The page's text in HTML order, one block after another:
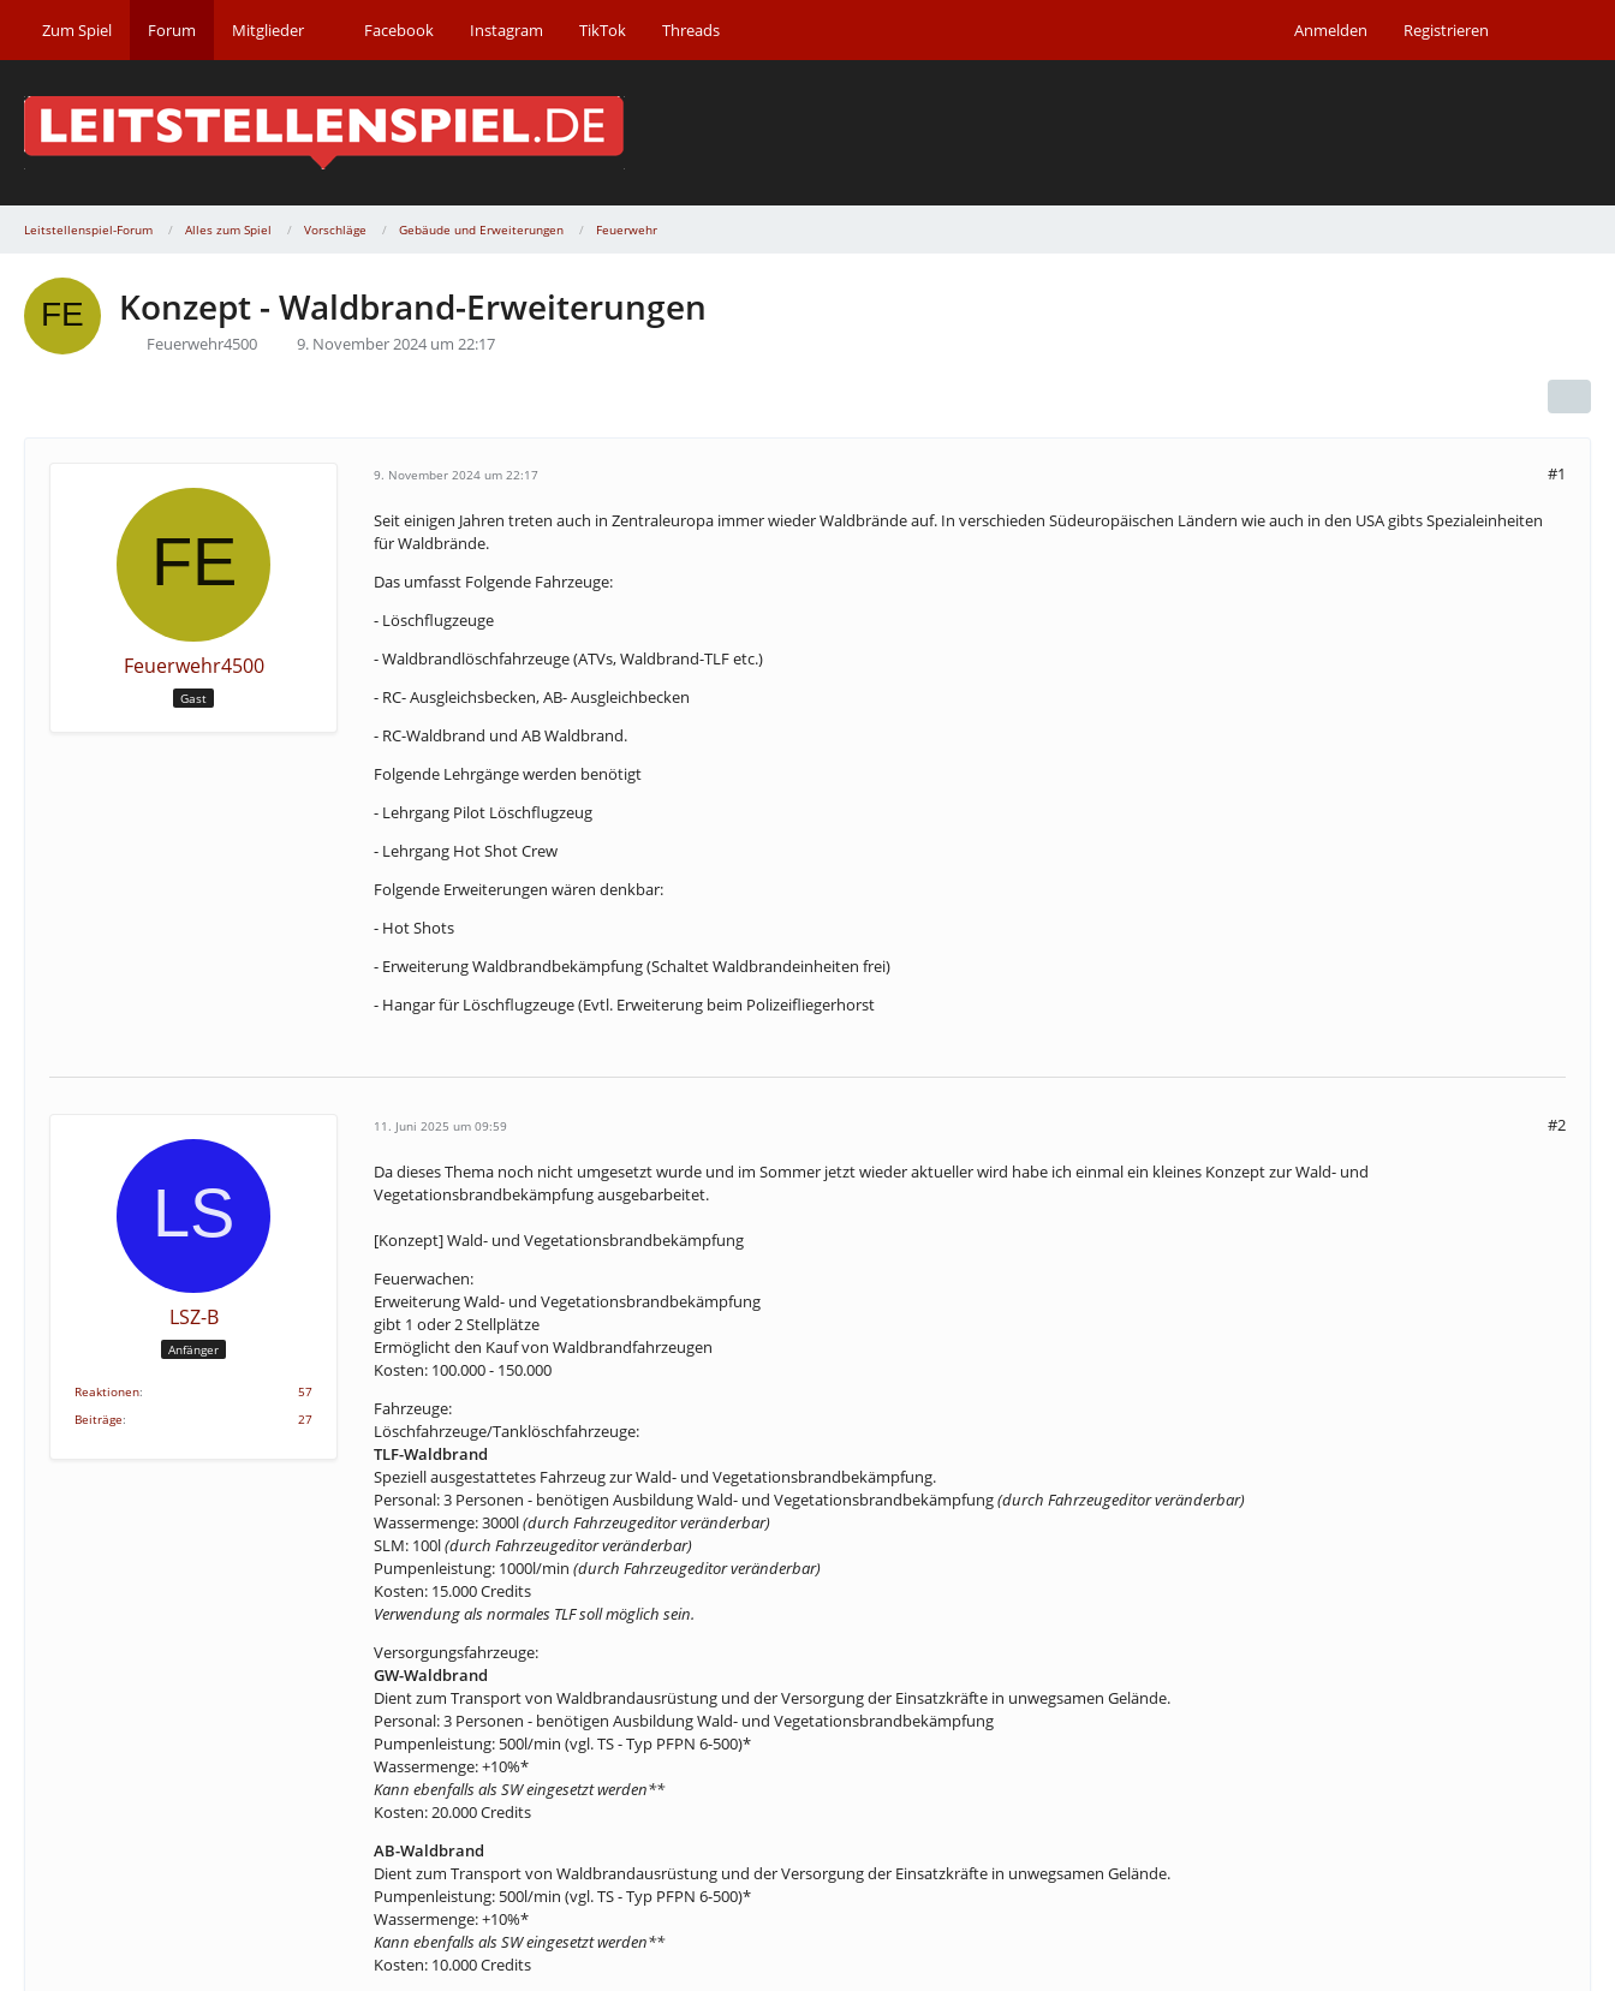
Zum Spiel Forum Mitglieder Facebook Instagram TikTok Threads Anmelden Registrieren
Leitstellenspiel-Forum Alles zum Spiel Vorschläge Gebäude und Erweiterungen Feuerwehr
Konzept - Waldbrand-Erweiterungen
Feuerwehr4500 9. November 2024 um 22:17
Feuerwehr4500
Gast
9. November 2024 um 22:17 #1
Seit einigen Jahren treten auch in Zentraleuropa immer wieder Waldbrände auf. In verschieden Südeuropäischen Ländern wie auch in den USA gibts Spezialeinheiten
für Waldbrände.
Das umfasst Folgende Fahrzeuge:
- Löschflugzeuge
- Waldbrandlöschfahrzeuge (ATVs, Waldbrand-TLF etc.)
- RC- Ausgleichsbecken, AB- Ausgleichbecken
- RC-Waldbrand und AB Waldbrand.
Folgende Lehrgänge werden benötigt
- Lehrgang Pilot Löschflugzeug
- Lehrgang Hot Shot Crew
Folgende Erweiterungen wären denkbar:
- Hot Shots
- Erweiterung Waldbrandbekämpfung (Schaltet Waldbrandeinheiten frei)
- Hangar für Löschflugzeuge (Evtl. Erweiterung beim Polizeifliegerhorst
LSZ-B
Anfänger
Reaktionen
57
Beiträge
27
11. Juni 2025 um 09:59 #2
Da dieses Thema noch nicht umgesetzt wurde und im Sommer jetzt wieder aktueller wird habe ich einmal ein kleines Konzept zur Wald- und
Vegetationsbrandbekämpfung ausgebarbeitet.
[Konzept] Wald- und Vegetationsbrandbekämpfung
Feuerwachen:
Erweiterung Wald- und Vegetationsbrandbekämpfung
gibt 1 oder 2 Stellplätze
Ermöglicht den Kauf von Waldbrandfahrzeugen
Kosten: 100.000 - 150.000
Fahrzeuge:
Löschfahrzeuge/Tanklöschfahrzeuge:
TLF-Waldbrand
Speziell ausgestattetes Fahrzeug zur Wald- und Vegetationsbrandbekämpfung.
Personal: 3 Personen - benötigen Ausbildung Wald- und Vegetationsbrandbekämpfung(durch Fahrzeugeditor veränderbar)
Wassermenge: 3000l(durch Fahrzeugeditor veränderbar)
SLM: 100l(durch Fahrzeugeditor veränderbar)
Pumpenleistung: 1000l/min (durch Fahrzeugeditor veränderbar)
Kosten: 15.000 Credits
Verwendung als normales TLF soll möglich sein.
Versorgungsfahrzeuge:
GW-Waldbrand
Dient zum Transport von Waldbrandausrüstung und der Versorgung der Einsatzkräfte in unwegsamen Gelände.
Personal: 3 Personen - benötigen Ausbildung Wald- und Vegetationsbrandbekämpfung
Pumpenleistung: 500l/min (vgl. TS - Typ PFPN 6-500)*
Wassermenge: +10%*
Kann ebenfalls als SW eingesetzt werden**
Kosten: 20.000 Credits
AB-Waldbrand
Dient zum Transport von Waldbrandausrüstung und der Versorgung der Einsatzkräfte in unwegsamen Gelände.
Pumpenleistung: 500l/min (vgl. TS - Typ PFPN 6-500)*
Wassermenge: +10%*
Kann ebenfalls als SW eingesetzt werden**
Kosten: 10.000 Credits